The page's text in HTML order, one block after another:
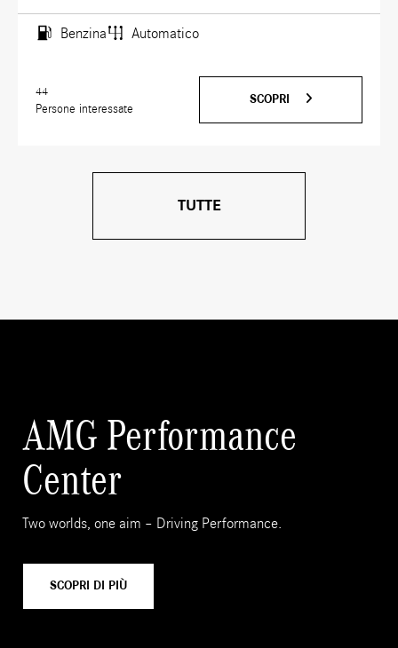
Benzina Automatico
44
Persone interessate
SCOPRI
TUTTE
AMG Performance
Center
Two worlds, one aim – Driving Performance.
SCOPRI DI PIÙ